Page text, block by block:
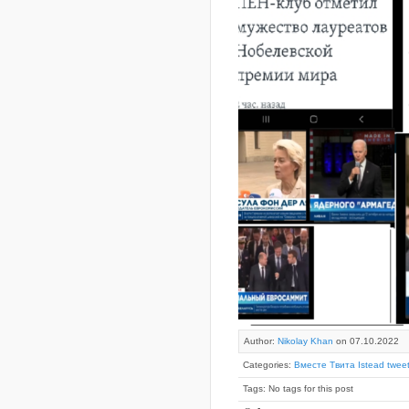
Author: Nikolay Khan on 07.10.2022
Categories: Вместе Твита Istead
Tags: No tags for this post